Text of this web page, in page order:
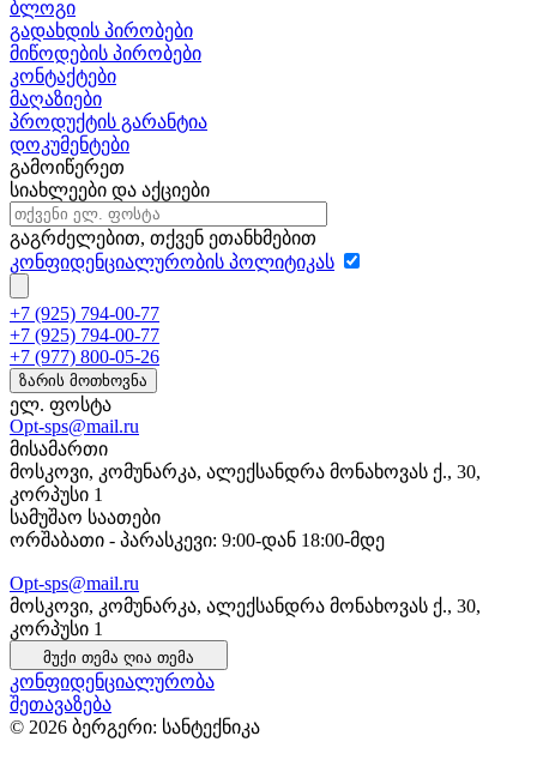
ბლოგი
გადახდის პირობები
მიწოდების პირობები
კონტაქტები
მაღაზიები
პროდუქტის გარანტია
დოკუმენტები
გამოიწერეთ
სიახლეები და აქციები
გაგრძელებით, თქვენ ეთანხმებით
კონფიდენციალურობის პოლიტიკას
+7 (925) 794-00-77
+7 (925) 794-00-77
+7 (977) 800-05-26
ზარის მოთხოვნა
ელ. ფოსტა
Opt-sps@mail.ru
მისამართი
მოსკოვი, კომუნარკა, ალექსანდრა მონახოვას ქ., 30,
კორპუსი 1
სამუშაო საათები
ორშაბათი - პარასკევი: 9:00-დან 18:00-მდე
Opt-sps@mail.ru
მოსკოვი, კომუნარკა, ალექსანდრა მონახოვას ქ., 30,
კორპუსი 1
მუქი თემა ღია თემა
კონფიდენციალურობა
შეთავაზება
© 2026 ბერგერი: სანტექნიკა